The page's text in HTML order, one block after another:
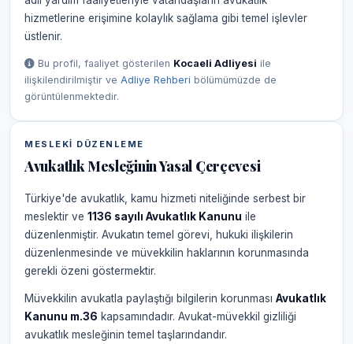
hizmetlerine erişimine kolaylık sağlama gibi temel işlevler
üstlenir.
Bu profil, faaliyet gösterilen Kocaeli Adliyesi ile
ilişkilendirilmiştir ve Adliye Rehberi bölümümüzde de
görüntülenmektedir.
MESLEKI DÜZENLEME
Avukatlık Mesleğinin Yasal Çerçevesi
Türkiye'de avukatlık, kamu hizmeti niteliğinde serbest bir
meslektir ve 1136 sayılı Avukatlık Kanunu ile
düzenlenmiştir. Avukatın temel görevi, hukuki ilişkilerin
düzenlenmesinde ve müvekkilin haklarının korunmasında
gerekli özeni göstermektir.
Müvekkilin avukatla paylaştığı bilgilerin korunması Avukatlık
Kanunu m.36 kapsamındadır. Avukat-müvekkil gizliliği
avukatlık mesleğinin temel taşlarındandır.